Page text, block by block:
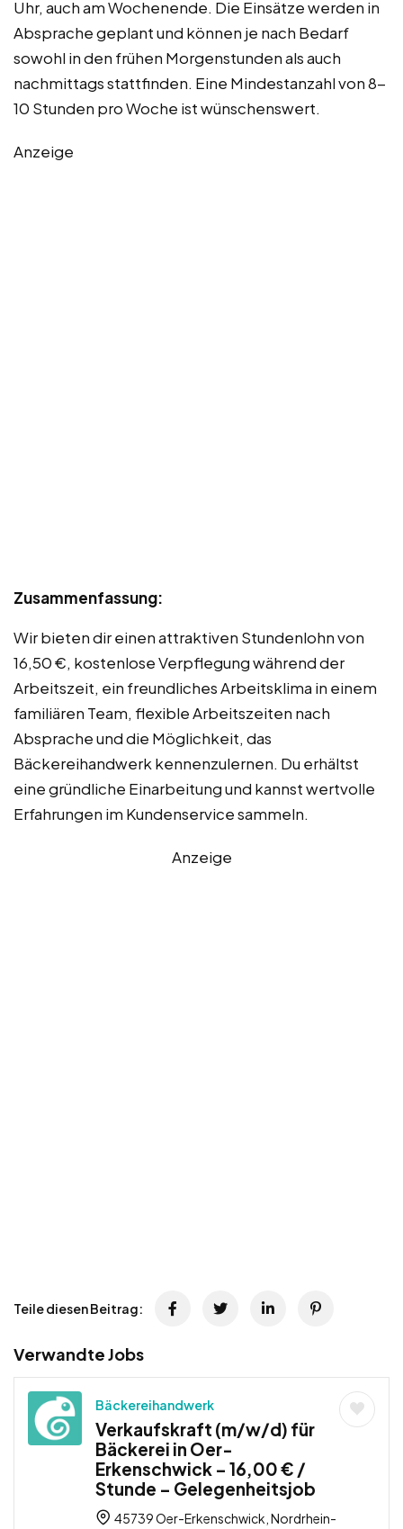
Uhr, auch am Wochenende. Die Einsätze werden in
Absprache geplant und können je nach Bedarf
sowohl in den frühen Morgenstunden als auch
nachmittags stattfinden. Eine Mindestanzahl von 8-
10 Stunden pro Woche ist wünschenswert.
Anzeige
Zusammenfassung:
Wir bieten dir einen attraktiven Stundenlohn von
16,50 €, kostenlose Verpflegung während der
Arbeitszeit, ein freundliches Arbeitsklima in einem
familiären Team, flexible Arbeitszeiten nach
Absprache und die Möglichkeit, das
Bäckereihandwerk kennenzulernen. Du erhältst
eine gründliche Einarbeitung und kannst wertvolle
Erfahrungen im Kundenservice sammeln.
Anzeige
Teile diesen Beitrag:
Verwandte Jobs
Bäckereihandwerk
Verkaufskraft (m/w/d) für
Bäckerei in Oer-
Erkenschwick – 16,00 € /
Stunde – Gelegenheitsjob
45739 Oer-Erkenschwick, Nordrhein-